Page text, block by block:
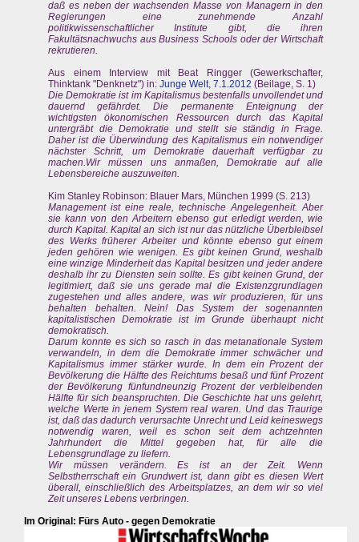
daß es neben der wachsenden Masse von Managern in den
Regierungen eine zunehmende Anzahl
politikwissenschaftlicher Institute gibt, die ihren
Fakultätsnachwuchs aus Business Schools oder der Wirtschaft
rekrutieren.
Aus einem Interview mit Beat Ringger (Gewerkschafter,
Thinktank "Denknetz") in: Junge Welt, 7.1.2012 (Beilage, S. 1)
Die Demokratie ist im Kapitalismus bestenfalls unvollendet und
dauernd gefährdet. Die permanente Enteignung der
wichtigsten ökonomischen Ressourcen durch das Kapital
untergräbt die Demokratie und stellt sie ständig in Frage.
Daher ist die Überwindung des Kapitalismus ein notwendiger
nächster Schritt, um Demokratie dauerhaft verfügbar zu
machen.Wir müssen uns anmaßen, Demokratie auf alle
Lebensbereiche auszuweiten.
Kim Stanley Robinson: Blauer Mars, München 1999 (S. 213)
Management ist eine reale, technische Angelegenheit. Aber
sie kann von den Arbeitern ebenso gut erledigt werden, wie
durch Kapital. Kapital an sich ist nur das nützliche Überbleibsel
des Werks früherer Arbeiter und könnte ebenso gut einem
jeden gehören wie wenigen. Es gibt keinen Grund, weshalb
eine winzige Minderheit das Kapital besitzen und jeder andere
deshalb ihr zu Diensten sein sollte. Es gibt keinen Grund, der
legitimiert, daß sie uns gerade mal die Existenzgrundlagen
zugestehen und alles andere, was wir produzieren, für uns
behalten behalten. Nein! Das System der sogenannten
kapitalistischen Demokratie ist im Grunde überhaupt nicht
demokratisch.
Darum konnte es sich so rasch in das metanationale System
verwandeln, in dem die Demokratie immer schwächer und
Kapitalismus immer stärker wurde. In dem ein Prozent der
Bevölkerung die Hälfte des Reichtums besaß und fünf Prozent
der Bevölkerung fünfundneunzig Prozent der verbleibenden
Hälfte für sich beanspruchten. Die Geschichte hat uns gelehrt,
welche Werte in jenem System real waren. Und das Traurige
ist, daß das dadurch verursachte Unrecht und Leid keineswegs
notwendig waren, weil es schon seit dem achtzehnten
Jahrhundert die Mittel gegeben hat, für alle die
Lebensgrundlage zu liefern.
Wir müssen verändern. Es ist an der Zeit. Wenn
Selbstherrschaft ein Grundwert ist, dann gibt es diesen Wert
überall, einschließlich des Arbeitsplatzes, an dem wir so viel
Zeit unseres Lebens verbringen.
Im Original: Fürs Auto - gegen Demokratie